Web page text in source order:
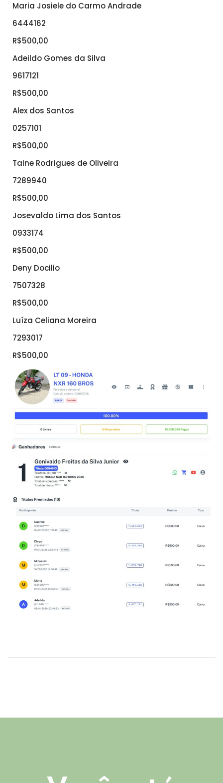
Maria Josiele do Carmo Andrade
6444162
R$500,00
Adeildo Gomes da Silva
9617121
R$500,00
Alex dos Santos
0257101
R$500,00
Taine Rodrigues de Oliveira
7289940
R$500,00
Josevaldo Lima dos Santos
0933174
R$500,00
Deny Docilio
7507328
R$500,00
Luíza Celiana Moreira
7293017
R$500,00